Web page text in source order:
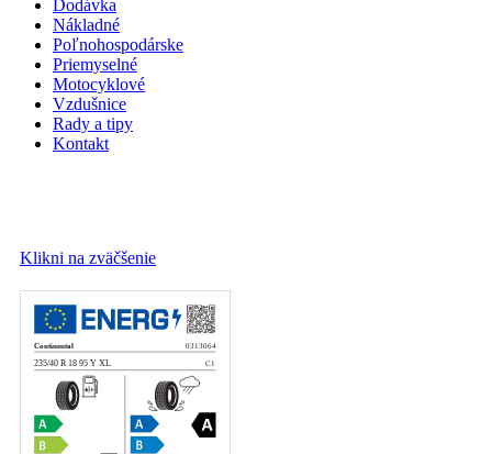
Dodávka
Nákladné
Poľnohospodárske
Priemyselné
Motocyklové
Vzdušnice
Rady a tipy
Kontakt
Klikni na zväčšenie